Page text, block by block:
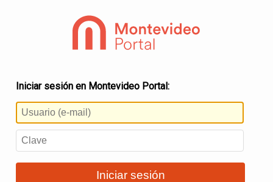
Iniciar sesión en Montevideo Portal:
Iniciar sesión